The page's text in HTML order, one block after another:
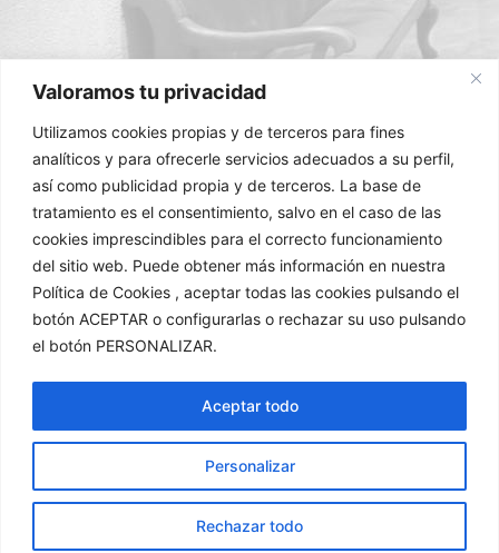
Valoramos tu privacidad
Utilizamos cookies propias y de terceros para fines
analíticos y para ofrecerle servicios adecuados a su perfil,
así como publicidad propia y de terceros. La base de
tratamiento es el consentimiento, salvo en el caso de las
cookies imprescindibles para el correcto funcionamiento
del sitio web. Puede obtener más información en nuestra
Política de Cookies , aceptar todas las cookies pulsando el
botón ACEPTAR o configurarlas o rechazar su uso pulsando
el botón PERSONALIZAR.
Personalizar
Rechazar todo
Aceptar todo
Exmo. Ayuntamiento de Alcalá la Real (Jaén)©2023.
Todos los derechos reservados.
Ayuntamiento Alcalá la Real